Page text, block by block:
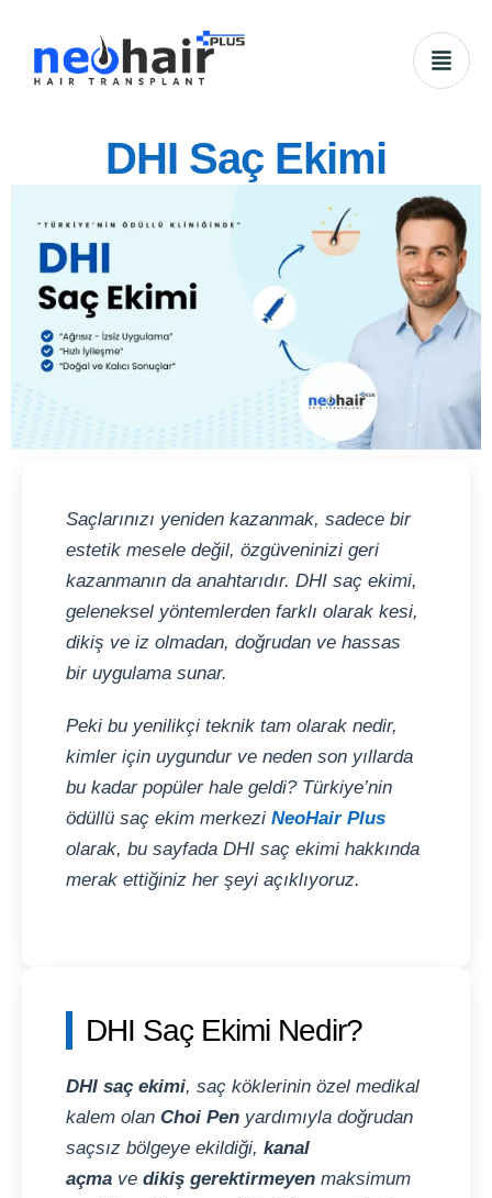
DHI Saç Ekimi
Saçlarınızı yeniden kazanmak, sadece bir
estetik mesele değil, özgüveninizi geri
kazanmanın da anahtarıdır. DHI saç ekimi,
geleneksel yöntemlerden farklı olarak kesi,
dikiş ve iz olmadan, doğrudan ve hassas
bir uygulama sunar.
Peki bu yenilikçi teknik tam olarak nedir,
kimler için uygundur ve neden son yıllarda
bu kadar popüler hale geldi? Türkiye’nin
ödüllü saç ekim merkezi NeoHair Plus
olarak, bu sayfada DHI saç ekimi hakkında
merak ettiğiniz her şeyi açıklıyoruz.
DHI Saç Ekimi Nedir?
DHI saç ekimi, saç köklerinin özel medikal
kalem olan Choi Pen yardımıyla doğrudan
saçsız bölgeye ekildiği, kanal
açma ve dikiş gerektirmeyen maksimum